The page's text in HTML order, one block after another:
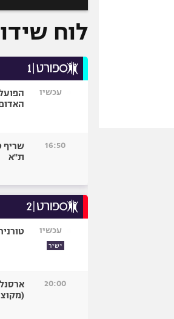
לוח
עכשיו
16:50
שריף
ת"א
עכשיו
ישיר
20:00
(מקוצר